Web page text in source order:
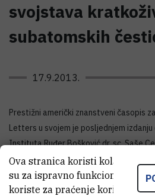
svojstava
subatomskih
17.9.2013.
Prestižni američki znanstveni časopis
Letters u svojem je posljednjem
Instituta Ruđer Bošković dr. sc. Saše
i dr. sc. Branimira Zaunera. U ovom su
novu metodu za određivanje svojstava
čestica direktno iz eksperimentalnih
Ova stranica koristi kolačiće.
su za ispravno funkcioniranje
koriste za praćenje korištenja